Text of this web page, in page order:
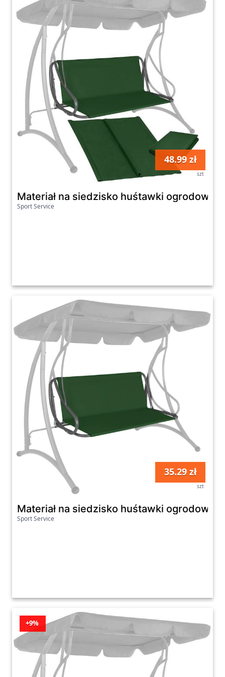
kategorią Siedziska na naszej platformie
zakupowej i wybierania produktów, które
spełnią Twoje oczekiwania. Dzięki nim
stworzysz wyjątkową przestrzeń do
wypoczynku i relaksu na świeżym powietrzu.
Odkryj naszą ofertę i ciesz się komfortem
oraz wygodą, jaką mogą zapewnić nasze
siedziska już dziś!
48.99 zł
szt
Materiał na siedzisko huśtawki
Sport Service
35.29 zł
szt
Materiał na siedzisko huśtawki
Sport Service
+9%